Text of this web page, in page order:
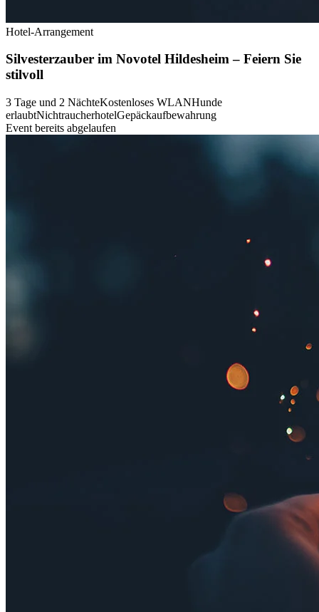
Hotel-Arrangement
Silvesterzauber im Novotel Hildesheim – Feiern Sie
stilvoll
3 Tage und 2 NächteKostenloses WLANHunde
erlaubtNichtraucherhotelGepäckaufbewahrung
Event bereits abgelaufen